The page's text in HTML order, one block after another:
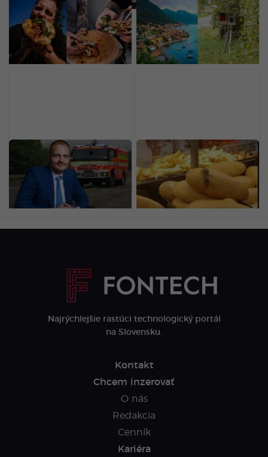
Mladý Ukrajinec otvoril v
Bratislave nový street
food za 30-tisíc eur. Prax
získal v michelinských
reštauráciách
Dedinka s 353
obyvateľmi zarobila na
radare milióny. Vodiči si z
dovoleniek nosia drahé
suveníry
Miliardár Strnad rozširuje
výrobu na Slovensku.
Hlási rekord a zákazky za
46 miliárd eur
Na bochníku chleba sa
objavila myš. Fotka z
predajne známeho
reťazca obletela internet
Najrýchlejšie rastúci technologický portál
na Slovensku.
Kontakt
Chcem inzerovať
O nás
Redakcia
Cenník
Kariéra